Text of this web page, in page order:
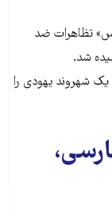
تظاهرات ضد
شد.
یک شهروند یهودی را